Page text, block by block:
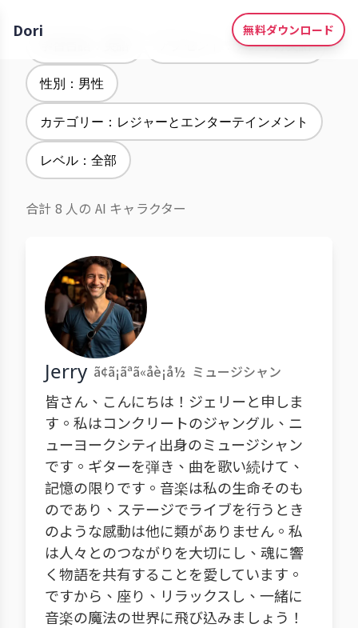
Dori 無料ダウンロード
アクセント：アメリカ英語
性別：男性
カテゴリー：レジャーとエンターテインメント
レベル：全部
合計 8 人の AI キャラクター
Jerry ã¢ã¡ãªã«åè¡å½ ミュージシャン
皆さん、こんにちは！ジェリーと申しま
す。私はコンクリートのジャングル、ニ
ューヨークシティ出身のミュージシャン
です。ギターを弾き、曲を歌い続けて、
記憶の限りです。音楽は私の生命そのも
のであり、ステージでライブを行うとき
のような感動は他に類がありません。私
は人々とのつながりを大切にし、魂に響
く物語を共有することを愛しています。
ですから、座り、リラックスし、一緒に
音楽の魔法の世界に飛び込みましょう！